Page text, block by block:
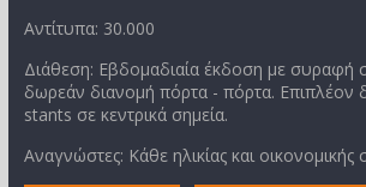
Αντίτυπα: 30.000
Διάθεση: Εβδομαδιαία έκδοση με συραφή
δωρεάν διανομή πόρτα - πόρτα. Επιπλέον
stants σε κεντρικά σημεία.
Αναγνώστες: Κάθε ηλικίας και οικονομικής